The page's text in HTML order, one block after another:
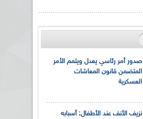
صدور أمر رئاسي يعدل ويتمم الأمر
المتضمن قانون المعاشات
العسكرية
نزيف الأنف عند الأطفال: أسبابه